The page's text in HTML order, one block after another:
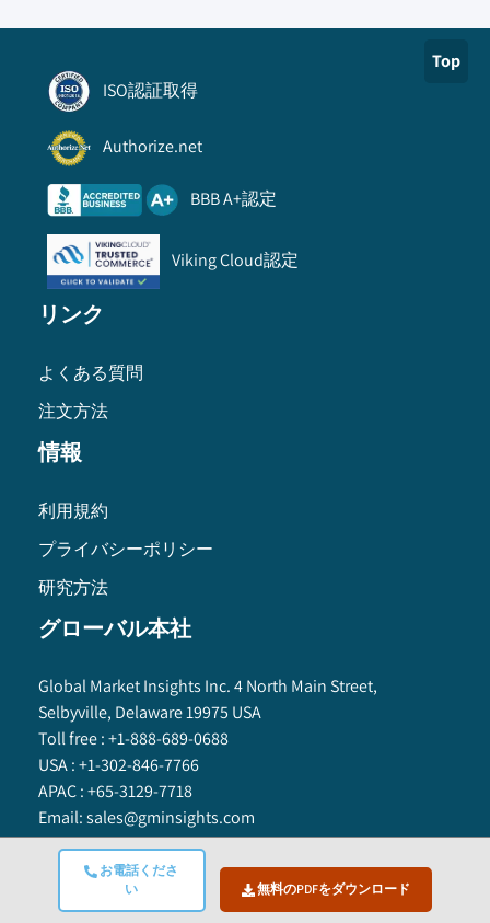
お電話くださ
い
無料のPDFをダウンロード
Top
ISO認証取得
Authorize.net
BBB A+認定
Viking Cloud認定
リンク
よくある質問
注文方法
情報
利用規約
プライバシーポリシー
研究方法
グローバル本社
Global Market Insights Inc. 4 North Main Street,
Selbyville, Delaware 19975 USA
Toll free :+1-888-689-0688
USA :+1-302-846-7766
APAC :+65-3129-7718
Email:sales@gminsights.com